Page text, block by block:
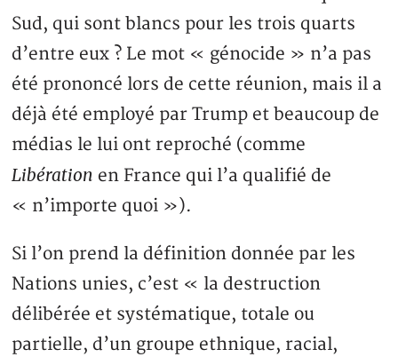
Sud, qui sont blancs pour les trois quarts
d’entre eux ? Le mot « génocide » n’a pas
été prononcé lors de cette réunion, mais il a
déjà été employé par Trump et beaucoup de
médias le lui ont reproché (comme
Libération en France qui l’a qualifié de
« n’importe quoi »).
Si l’on prend la définition donnée par les
Nations unies, c’est « la destruction
délibérée et systématique, totale ou
partielle, d’un groupe ethnique, racial,